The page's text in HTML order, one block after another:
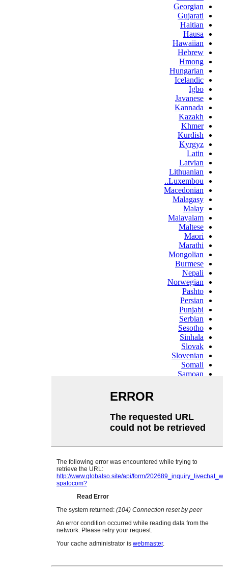
Georgian
Gujarati
Haitian
Hausa
Hawaiian
Hebrew
Hmong
Hungarian
Icelandic
Igbo
Javanese
Kannada
Kazakh
Khmer
Kurdish
Kyrgyz
Latin
Latvian
Lithuanian
Luxembou..
Macedonian
Malagasy
Malay
Malayalam
Maltese
Maori
Marathi
Mongolian
Burmese
Nepali
Norwegian
Pashto
Persian
Punjabi
Serbian
Sesotho
Sinhala
Slovak
Slovenian
Somali
Samoan
Swahili
Tajik
Telugu
Ukrainian
Urdu
Xhosa
Yiddish
Kinyarwanda